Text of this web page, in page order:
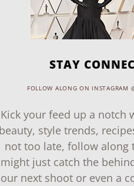
STAY
FOLLOW ALONG ON INSTAGRAM
Kick your feed up a notch
beauty, style trends,
not too late, follow along
might just catch the
our next shoot or even a